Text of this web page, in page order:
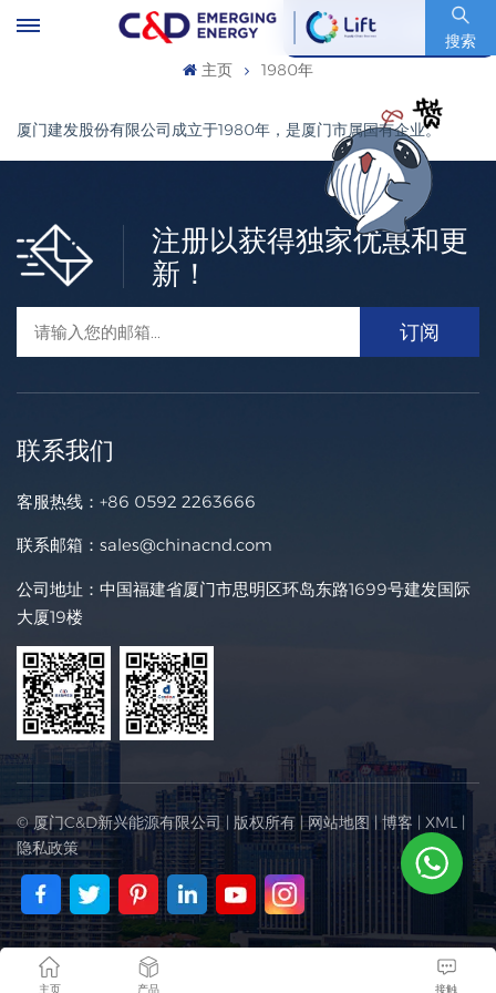
搜索
股票代码 : 600153.SH
主页 1980年
厦门建发股份有限公司成立于1980年，是厦门市属国有企业。
注册以获得独家优惠和更
新！
联系我们
客服热线： +86 0592 2263666
联系邮箱： sales@chinacnd.com
公司地址：中国福建省厦门市思明区环岛东路1699号建发国际
大厦19楼
© 厦门C&D新兴能源有限公司 | 版权所有 |网站地图 | 博客 | XML |
隐私政策
主页 产品 接触